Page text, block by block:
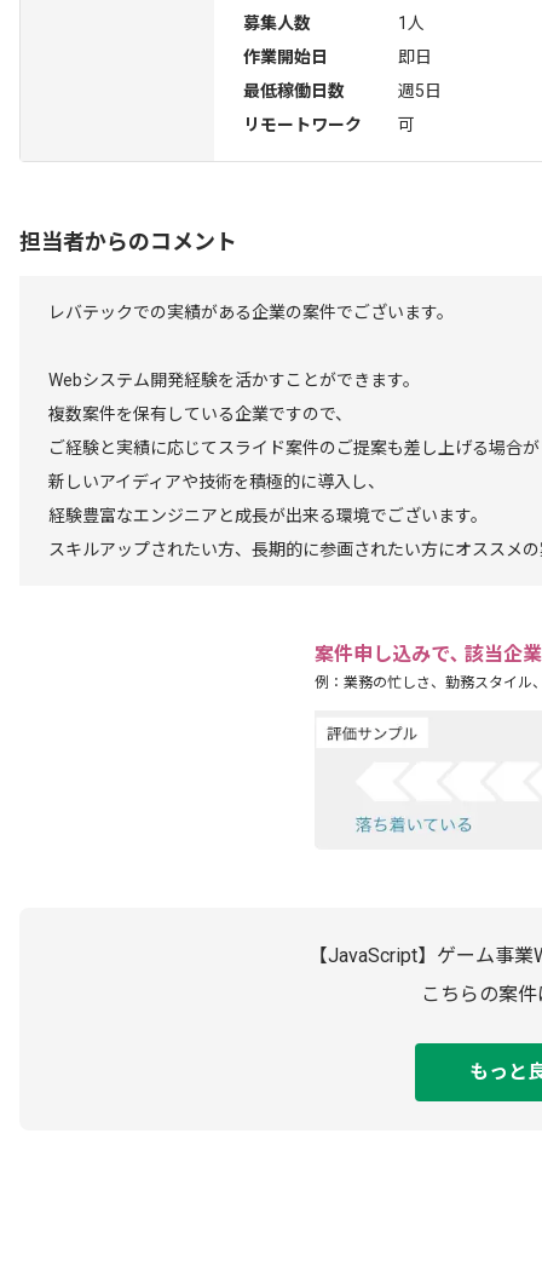
募集人数
1人
作業開始日
即日
最低稼働日数
週5日
リモートワーク
可
担当者からのコメント
レバテックでの実績がある企業の案件でございます。
Webシステム開発経験を活かすことができます。
複数案件を保有している企業ですので、
ご経験と実績に応じてスライド案件のご提案も差し上げる場合
新しいアイディアや技術を積極的に導入し、
経験豊富なエンジニアと成長が出来る環境でございます。
スキルアップされたい方、長期的に参画されたい方にオススメ
案件申し込みで､ 該当企
例：業務の忙しさ、勤務スタイル
【JavaScript】ゲーム事
こちらの案
もっと